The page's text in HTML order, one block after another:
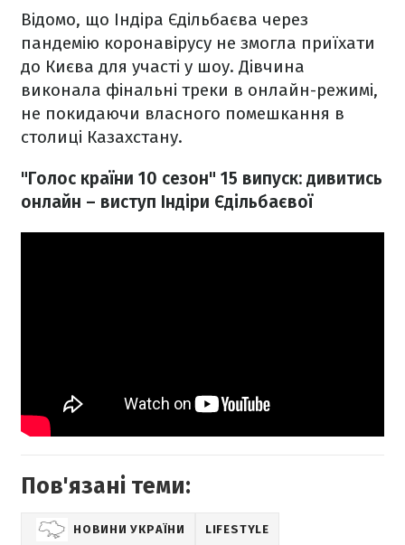
Відомо, що Індіра Єдільбаєва через
пандемію коронавірусу не змогла приїхати
до Києва для участі у шоу. Дівчина
виконала фінальні треки в онлайн-режимі,
не покидаючи власного помешкання в
столиці Казахстану.
"Голос країни 10 сезон" 15 випуск: дивитись
онлайн – виступ Індіри Єдільбаєвої
Пов'язані теми:
НОВИНИ УКРАЇНИ LIFESTYLE